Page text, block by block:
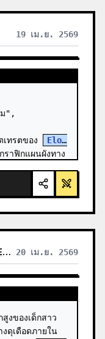
19 เม.ย. 2569
",
เทรตของ
Elon
ราฟิกแผนผังทาง
ดงหน้าจอที่มี
20 เม.ย. 2569
งของเด็กสาว
ดุเดือดภายใน